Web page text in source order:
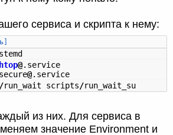
сервиса и скрипта к нему:
htop@.service
@.service
/run_wait scripts/run_wait_su
из них. Для сервиса в
значение Environment и